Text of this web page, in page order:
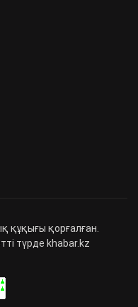
құқығы қорғалған.
түрде khabar.kz